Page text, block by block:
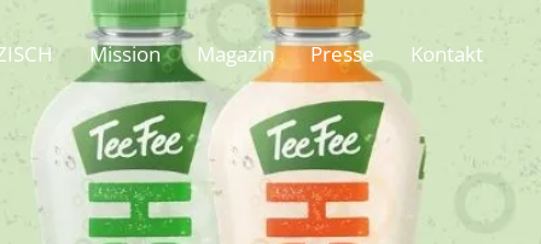
Mission Magazin Presse Kontakt